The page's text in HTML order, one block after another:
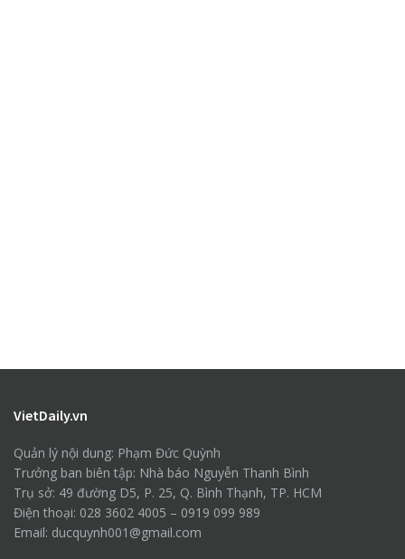
VietDaily.vn
Quản lý nội dung: Phạm Đức Quỳnh
Trưởng ban biên tập: Nhà báo Nguyễn Thanh Bình
Trụ sở: 49 đường D5, P. 25, Q. Bình Thạnh, TP. HCM
Điện thoại: 028 3602 4005 – 0919 099 989
Email: ducquynh001@gmail.com